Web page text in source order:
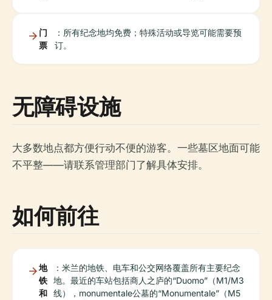
门
票
：所有纪念地均免费；特殊活动或导览可能需要预
订。
无障碍设施
大多数地点都方便行动不便的游客。一些墓区地面可能
不平整——请联系管理部门了解具体安排。
如何前往
地
铁
和
：米兰的地铁、电车和公交网络覆盖所有主要纪念
地。最近的车站包括商人之庐的“Duomo”（M1/M3
线），monumentale公墓的“Monumentale”（M5